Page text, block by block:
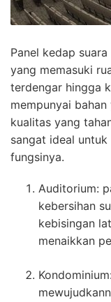
Panel kedap
yang memasuki
terdengar hingga
mempunyai
kualitas yang
sangat ideal
fungsinya.
Auditorium:
kebersihan
kebisingan
menaikkan